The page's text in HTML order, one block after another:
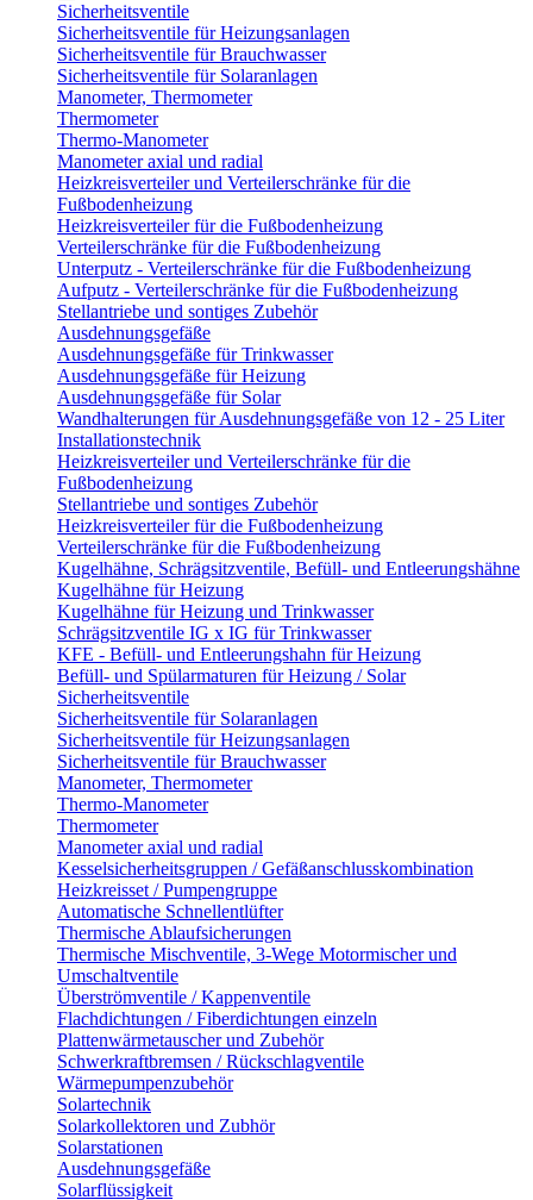
Sicherheitsventile
Sicherheitsventile für Heizungsanlagen
Sicherheitsventile für Brauchwasser
Sicherheitsventile für Solaranlagen
Manometer, Thermometer
Thermometer
Thermo-Manometer
Manometer axial und radial
Heizkreisverteiler und Verteilerschränke für die
Fußbodenheizung
Heizkreisverteiler für die Fußbodenheizung
Verteilerschränke für die Fußbodenheizung
Unterputz - Verteilerschränke für die Fußbodenheizung
Aufputz - Verteilerschränke für die Fußbodenheizung
Stellantriebe und sontiges Zubehör
Ausdehnungsgefäße
Ausdehnungsgefäße für Trinkwasser
Ausdehnungsgefäße für Heizung
Ausdehnungsgefäße für Solar
Wandhalterungen für Ausdehnungsgefäße von 12 - 25 Liter
Installationstechnik
Heizkreisverteiler und Verteilerschränke für die
Fußbodenheizung
Stellantriebe und sontiges Zubehör
Heizkreisverteiler für die Fußbodenheizung
Verteilerschränke für die Fußbodenheizung
Kugelhähne, Schrägsitzventile, Befüll- und Entleerungshähne
Kugelhähne für Heizung
Kugelhähne für Heizung und Trinkwasser
Schrägsitzventile IG x IG für Trinkwasser
KFE - Befüll- und Entleerungshahn für Heizung
Befüll- und Spülarmaturen für Heizung / Solar
Sicherheitsventile
Sicherheitsventile für Solaranlagen
Sicherheitsventile für Heizungsanlagen
Sicherheitsventile für Brauchwasser
Manometer, Thermometer
Thermo-Manometer
Thermometer
Manometer axial und radial
Kesselsicherheitsgruppen / Gefäßanschlusskombination
Heizkreisset / Pumpengruppe
Automatische Schnellentlüfter
Thermische Ablaufsicherungen
Thermische Mischventile, 3-Wege Motormischer und
Umschaltventile
Überströmventile / Kappenventile
Flachdichtungen / Fiberdichtungen einzeln
Plattenwärmetauscher und Zubehör
Schwerkraftbremsen / Rückschlagventile
Wärmepumpenzubehör
Solartechnik
Solarkollektoren und Zubhör
Solarstationen
Ausdehnungsgefäße
Solarflüssigkeit